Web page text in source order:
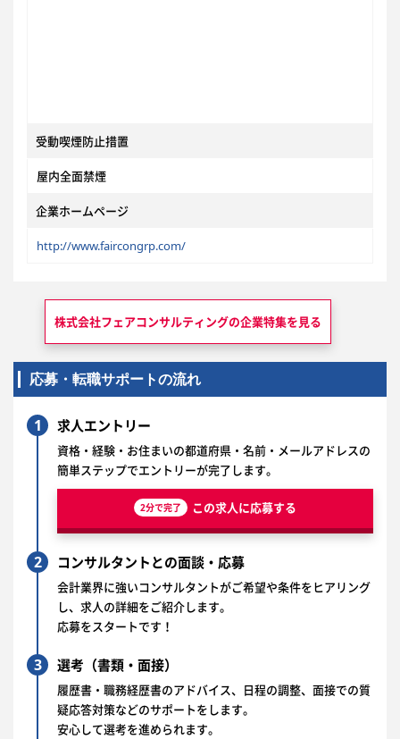
受動喫煙防止措置
屋内全面禁煙
企業ホームページ
http://www.faircongrp.com/
株式会社フェアコンサルティングの企業特集を見る
応募・転職サポートの流れ
1 求人エントリー
資格・経験・お住まいの都道府県・名前・メールアドレスの
簡単ステップでエントリーが完了します。
2分で完了 この求人に応募する
2 コンサルタントとの面談・応募
会計業界に強いコンサルタントがご希望や条件をヒアリング
し、求人の詳細をご紹介します。
応募をスタートです！
3 選考（書類・面接）
履歴書・職務経歴書のアドバイス、日程の調整、面接での質
疑応答対策などのサポートをします。
安心して選考を進められます。